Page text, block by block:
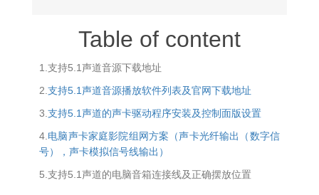
Table of content
1.支持5.1声道音源下载地址
2. 支持5.1声道音源播放软件列表及官网下载地址
3. 支持5.1声道的声卡驱动程序安装及控制面版设置
4. 电脑声卡家庭影院组网方案（声卡光纤输出（数字信
号），声卡模拟信号线输出）
5.支持5.1声道的电脑音箱连接线及正确摆放位置